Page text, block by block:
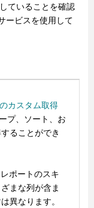
ていることを確認
ービスを使用して
カスタム取得
プ、ソート、お
ることができ
ポートのスキ
まな列が含ま
異なります。